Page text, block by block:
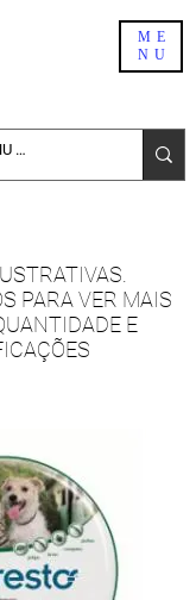
ME
NU
PARA VER MAIS
E